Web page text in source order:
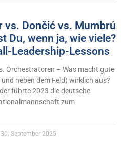
vs. Dončić vs. Mumbrú
Du, wenn ja, wie viele?
Leadership-Lessons
Orchestratoren – Was macht gute
neben dem Feld) wirklich aus?
führte 2023 die deutsche
zum
30. September 2025